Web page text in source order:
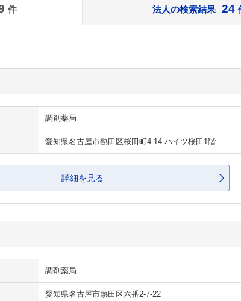
件 法人の検索結果 24
調剤薬局
愛知県名古屋市熱田区桜田町4-14 ハイツ桜田1階
詳細を見る
調剤薬局
愛知県名古屋市熱田区六番2-7-22